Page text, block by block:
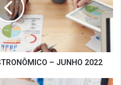
– JUNHO 2022